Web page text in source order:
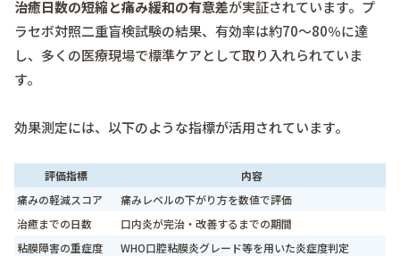
治癒日数の短縮と痛み緩和の有意差が実証されています。プ
ラセボ対照二重盲検試験の結果、有効率は約70〜80％に達
し、多くの医療現場で標準ケアとして取り入れられていま
す。
効果測定には、以下のような指標が活用されています。
評価指標
内容
痛みの軽減スコア
痛みレベルの下がり方を数値で評価
治癒までの日数
口内炎が完治・改善するまでの期間
粘膜障害の重症度
WHO口腔粘膜炎グレード等を用いた炎症度判定